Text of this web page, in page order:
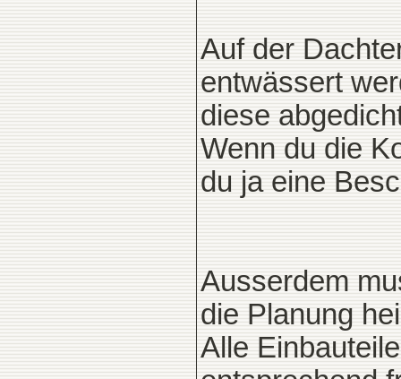
Auf der
entwässert
diese
Wenn du die
du ja eine
Ausserdem
die Planung
Alle